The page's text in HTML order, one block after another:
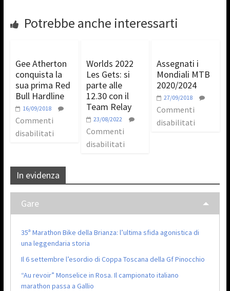
Potrebbe anche interessarti
Gee Atherton
conquista la
sua prima Red
Bull Hardline
16/09/2018
Commenti
disabilitati
Worlds 2022
Les Gets: si
parte alle
12.30 con il
Team Relay
23/08/2022
Commenti
disabilitati
Assegnati i
Mondiali MTB
2020/2024
27/09/2018
Commenti
disabilitati
In evidenza
Gare
35ª Marathon Bike della Brianza: l’ultima sfida agonistica di
una leggendaria storia
Il 6 settembre l’esordio di Coppa Toscana della Gf Pinocchio
“Au revoir” Monselice in Rosa. Il campionato italiano
marathon passa a Gallio